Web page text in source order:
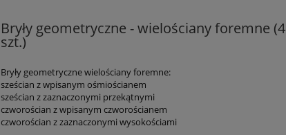
Bryły geometryczne - wielościany foremne (4
szt.)
Bryły geometryczne wielościany foremne:
sześcian z wpisanym ośmiościanem
sześcian z zaznaczonymi przekątnymi
czworościan z wpisanym czworościanem
czworościan z zaznaczonymi wysokościami